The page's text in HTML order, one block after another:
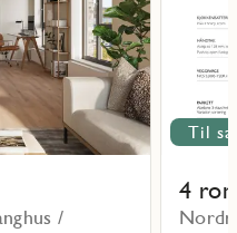
/
Til
4